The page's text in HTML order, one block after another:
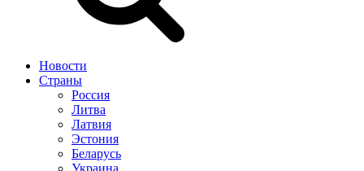
Новости
Страны
Россия
Литва
Латвия
Эстония
Беларусь
Украина